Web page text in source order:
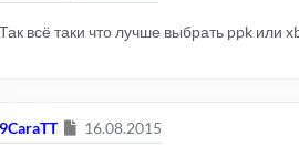
Так всё таки что лучше выбрать ppk или
9CaraTT Сообщение
16.08.2015